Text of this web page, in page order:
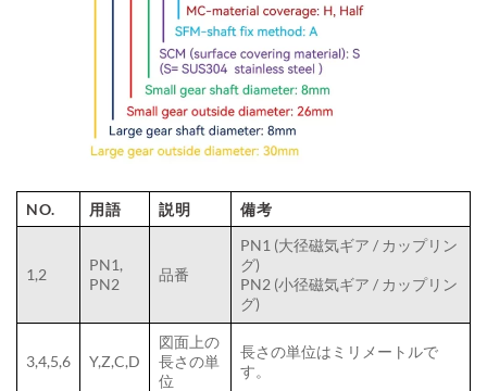
NO. 用語 説明 備考
1,2
PN1,
PN2
品番
PN1 (大径磁気ギア / カップリン
グ)
PN2 (小径磁気ギア / カップリン
グ)
3,4,5,6 Y,Z,C,D
図面上の
長さの単
位
長さの単位はミリメートルで
す。